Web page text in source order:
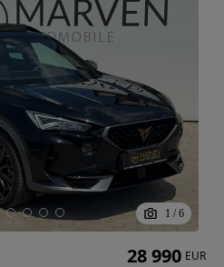
1 / 6
28 990 EUR